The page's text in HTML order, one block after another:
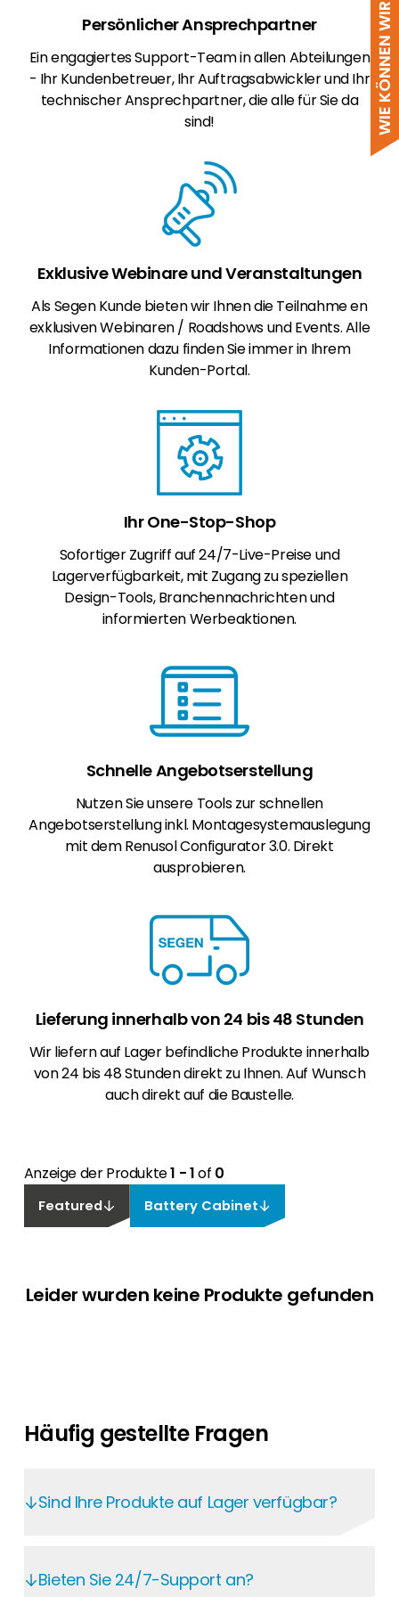
Persönlicher Ansprechpartner
Ein engagiertes Support-Team in allen Abteilungen
- Ihr Kundenbetreuer, Ihr Auftragsabwickler und Ihr
technischer Ansprechpartner, die alle für Sie da
sind!
Exklusive Webinare und Veranstaltungen
Als Segen Kunde bieten wir Ihnen die Teilnahme en
exklusiven Webinaren / Roadshows und Events. Alle
Informationen dazu finden Sie immer in Ihrem
Kunden-Portal.
Ihr One-Stop-Shop
Sofortiger Zugriff auf 24/7-Live-Preise und
Lagerverfügbarkeit, mit Zugang zu speziellen
Design-Tools, Branchennachrichten und
informierten Werbeaktionen.
Schnelle Angebotserstellung
Nutzen Sie unsere Tools zur schnellen
Angebotserstellung inkl. Montagesystemauslegung
mit dem Renusol Configurator 3.0. Direkt
ausprobieren.
Lieferung innerhalb von 24 bis 48 Stunden
Wir liefern auf Lager befindliche Produkte innerhalb
von 24 bis 48 Stunden direkt zu Ihnen. Auf Wunsch
auch direkt auf die Baustelle.
Anzeige der Produkte1 - 1of 0
Featured Battery Cabinet
Leider wurden keine Produkte gefunden
Häufig gestellte Fragen
Sind Ihre Produkte auf Lager verfügbar?
die Uhr Zugriff auf aktuelle Preise und
Bieten Sie 24/7-Support an?